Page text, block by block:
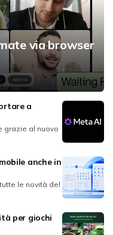
via browser
a
grazie al nuovo
anche in
le novità del
per giochi